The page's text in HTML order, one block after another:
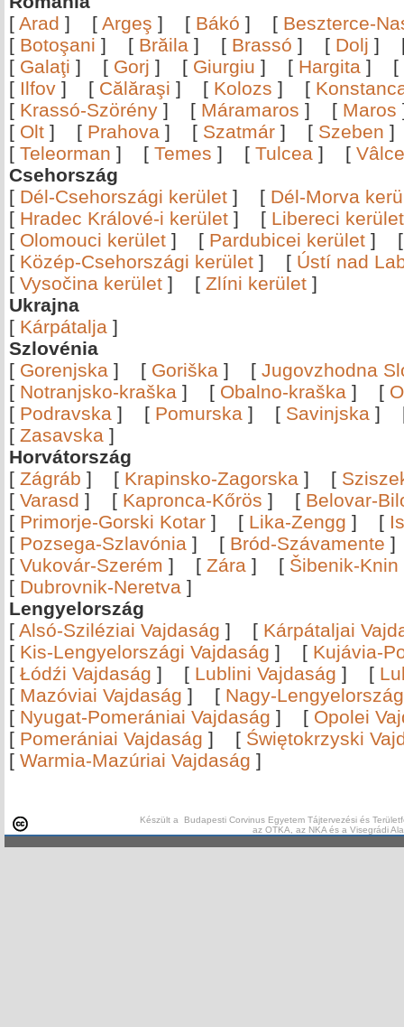
[ Arad ] [ Argeş ] [ Bákó ] [ Beszterce-
[ Botoşani ] [ Brăila ] [ Brassó ] [ Dolj ]
[ Galaţi ] [ Gorj ] [ Giurgiu ] [ Hargita ]
[
[ Ilfov ] [ Călăraşi ] [ Kolozs ] [
[ Krassó-Szörény ] [ Máramaros ] [ Maros
[ Olt ] [ Prahova ] [ Szatmár ] [ Szeben
[ Teleorman ] [ Temes ] [ Tulcea ] [
Csehország
[ Dél-Csehországi kerület ] [ Dél-Morva
[ Hradec Králové-i kerület ] [ Libereci kerület
[ Olomouci kerület ] [ Pardubicei kerület ]
[ Közép-Csehországi kerület ] [ Ústí nad
[ Vysočina kerület ] [ Zlíni kerület ]
Ukrajna
[ Kárpátalja ]
Szlovénia
[ Gorenjska ] [ Goriška ] [ Jugovzhodna
[ Notranjsko-kraška ] [ Obalno-kraška ] [
[ Podravska ] [ Pomurska ] [ Savinjska ]
[ Zasavska ]
Horvátország
[ Zágráb ] [ Krapinsko-Zagorska ] [
[ Varasd ] [ Kapronca-Kőrös ] [ Belovar-
[ Primorje-Gorski Kotar ] [ Lika-Zengg ] [
[ Pozsega-Szlavónia ] [ Bród-Szávamente
[ Vukovár-Szerém ] [ Zára ] [ Šibenik-Knin
[ Dubrovnik-Neretva ]
Lengyelország
[ Alsó-Sziléziai Vajdaság ] [ Kárpátaljai
[ Kis-Lengyelországi Vajdaság ] [ Kujávia-
[ Łódźi Vajdaság ] [ Lublini Vajdaság ] [
[ Mazóviai Vajdaság ] [ Nagy-
[ Nyugat-Pomerániai Vajdaság ] [ Opolei
[ Pomerániai Vajdaság ] [ Świętokrzyski
[ Warmia-Mazúriai Vajdaság ]
Készült a Budapesti Corvinus Egyetem Tájtervezési és
az OTKA, az NKA és a Visegrádi